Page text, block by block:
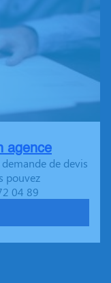
agence
de devis
pouvez
04 89